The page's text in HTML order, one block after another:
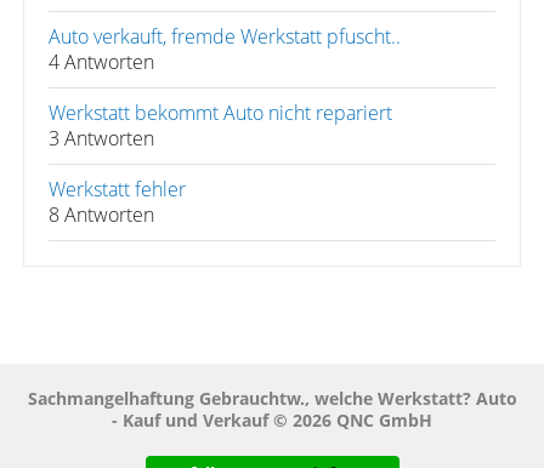
Auto verkauft, fremde Werkstatt pfuscht..
4 Antworten
Werkstatt bekommt Auto nicht repariert
3 Antworten
Werkstatt fehler
8 Antworten
Sachmangelhaftung Gebrauchtw., welche Werkstatt? Auto
- Kauf und Verkauf © 2026 QNC GmbH